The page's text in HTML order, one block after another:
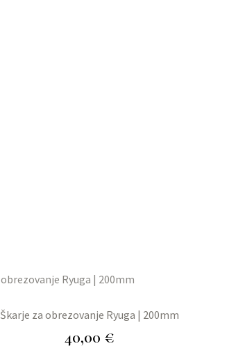
Škarje za obrezovanje Ryuga | 200mm
40,00 €